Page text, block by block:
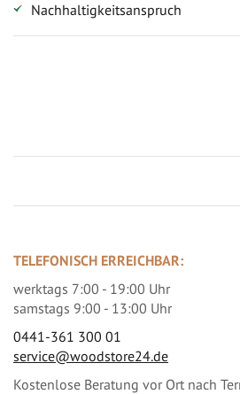
Nachhaltigkeitsanspruch
TELEFONISCH ERREICHBAR:
werktags 7:00 - 19:00 Uhr
samstags 9:00 - 13:00 Uhr
0441-361 300 01
service@woodstore24.de
Kostenlose Beratung vor Ort nach